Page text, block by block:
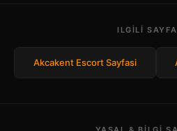
ILGILI
Akcakent Escort Sayfasi